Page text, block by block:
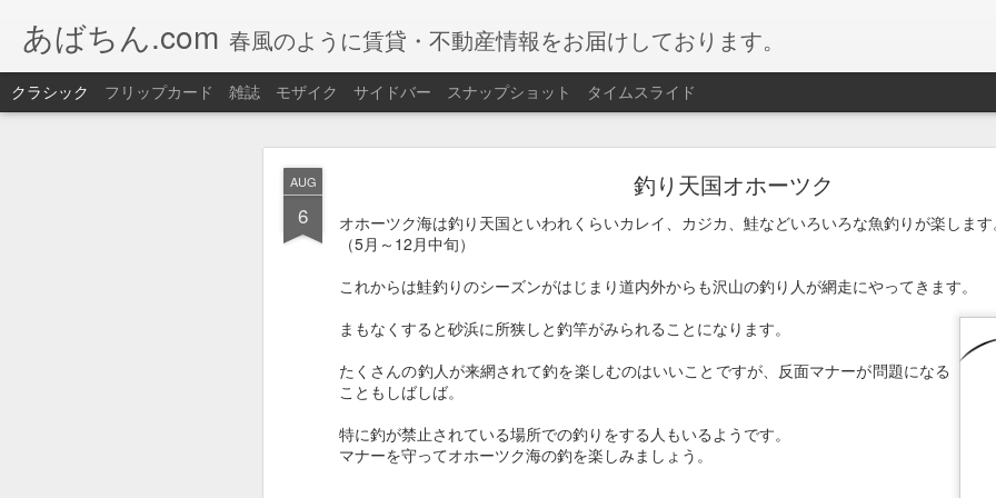
AUG
6
釣り天国オホーツク
オホーツク海は釣り天国といわれくらいカレイ、カジカ、鮭などいろいろな魚釣りが楽しま
（5月～12月中旬）
これからは鮭釣りのシーズンがはじまり道内外からも沢山の釣り人が網走にやってきます。
まもなくすると砂浜に所狭しと釣竿がみられることになります。
たくさんの釣人が来網されて釣を楽しむのはいいことですが、反面マナーが問題になる
こともしばしば。
特に釣が禁止されている場所での釣りをする人もいるようです。
マナーを守ってオホーツク海の釣を楽しみましょう。
あばちん.com 春風のように賃貸・不動産情報をお届けしております。
クラシック フリップカード 雑誌 モザイク サイドバー スナップショット タイムスライド
網走湖ワカサギ釣り
今年も網走湖でワカサギ釣り が始まりました。
道具もレンタルOK 手ぶらで楽しめるイベントです。
また、釣りたてのワカサギを会場にて天ぷらにして召し上がることもできます！
【ワカサギ釣り】
期間：2026/01/05（月）～2026/02月11日（水）
場所：網走湖畔特設会場
大人 2,200円 / 小学生 1,750円